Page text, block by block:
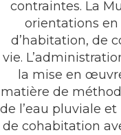
contraintes. La
orientations
d’habitation, de
vie.
la mise en
matière de
de l’eau pluviale
de cohabitation